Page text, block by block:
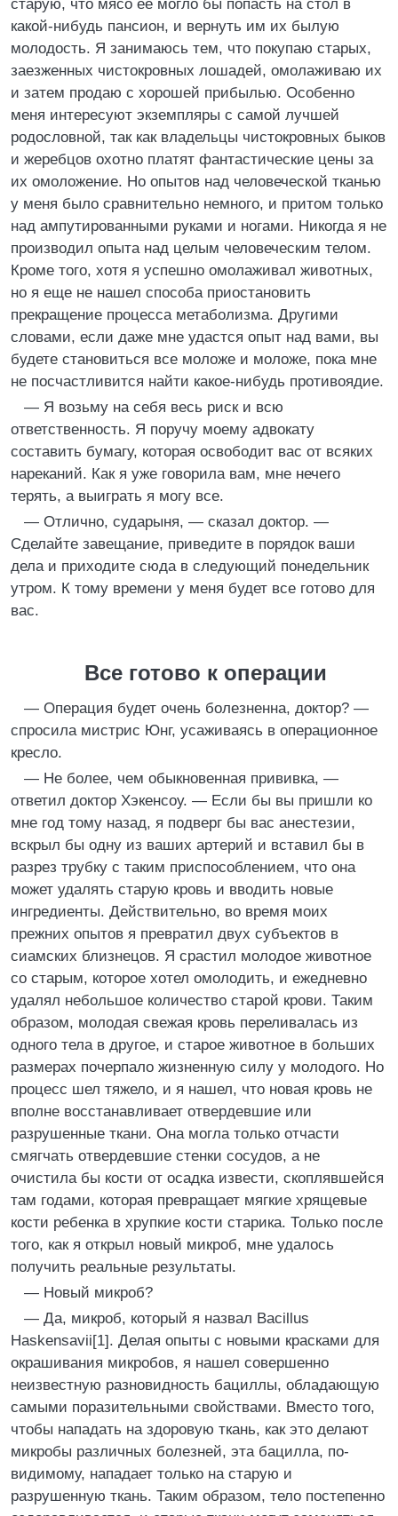
старую, что мясо ее могло бы попасть на стол в
какой-нибудь пансион, и вернуть им их былую
молодость. Я занимаюсь тем, что покупаю старых,
заезженных чистокровных лошадей, омолаживаю их
и затем продаю с хорошей прибылью. Особенно
меня интересуют экземпляры с самой лучшей
родословной, так как владельцы чистокровных быков
и жеребцов охотно платят фантастические цены за
их омоложение. Но опытов над человеческой тканью
у меня было сравнительно немного, и притом только
над ампутированными руками и ногами. Никогда я не
производил опыта над целым человеческим телом.
Кроме того, хотя я успешно омолаживал животных,
но я еще не нашел способа приостановить
прекращение процесса метаболизма. Другими
словами, если даже мне удастся опыт над вами, вы
будете становиться все моложе и моложе, пока мне
не посчастливится найти какое-нибудь противоядие.
— Я возьму на себя весь риск и всю
ответственность. Я поручу моему адвокату
составить бумагу, которая освободит вас от всяких
нареканий. Как я уже говорила вам, мне нечего
терять, а выиграть я могу все.
— Отлично, сударыня, — сказал доктор. —
Сделайте завещание, приведите в порядок ваши
дела и приходите сюда в следующий понедельник
утром. К тому времени у меня будет все готово для
вас.
Все готово к операции
— Операция будет очень болезненна, доктор? —
спросила мистрис Юнг, усаживаясь в операционное
кресло.
— Не более, чем обыкновенная прививка, —
ответил доктор Хэкенсоу. — Если бы вы пришли ко
мне год тому назад, я подверг бы вас анестезии,
вскрыл бы одну из ваших артерий и вставил бы в
разрез трубку с таким приспособлением, что она
может удалять старую кровь и вводить новые
ингредиенты. Действительно, во время моих
прежних опытов я превратил двух субъектов в
сиамских близнецов. Я срастил молодое животное
со старым, которое хотел омолодить, и ежедневно
удалял небольшое количество старой крови. Таким
образом, молодая свежая кровь переливалась из
одного тела в другое, и старое животное в больших
размерах почерпало жизненную силу у молодого. Но
процесс шел тяжело, и я нашел, что новая кровь не
вполне восстанавливает отвердевшие или
разрушенные ткани. Она могла только отчасти
смягчать отвердевшие стенки сосудов, а не
очистила бы кости от осадка извести, скоплявшейся
там годами, которая превращает мягкие хрящевые
кости ребенка в хрупкие кости старика. Только после
того, как я открыл новый микроб, мне удалось
получить реальные результаты.
— Новый микроб?
— Да, микроб, который я назвал Bacillus
Haskensavii[1]. Делая опыты с новыми красками для
окрашивания микробов, я нашел совершенно
неизвестную разновидность бациллы, обладающую
самыми поразительными свойствами. Вместо того,
чтобы нападать на здоровую ткань, как это делают
микробы различных болезней, эта бацилла, по-
видимому, нападает только на старую и
разрушенную ткань. Таким образом, тело постепенно